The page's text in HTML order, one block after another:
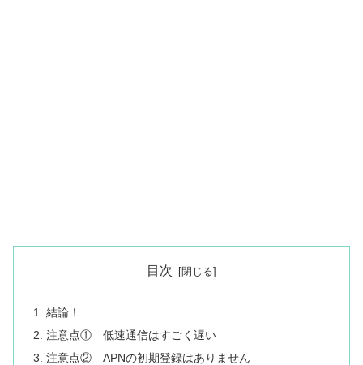
目次
結論！
注意点① 低速通信はすごく遅い
注意点② APNの初期登録はありません